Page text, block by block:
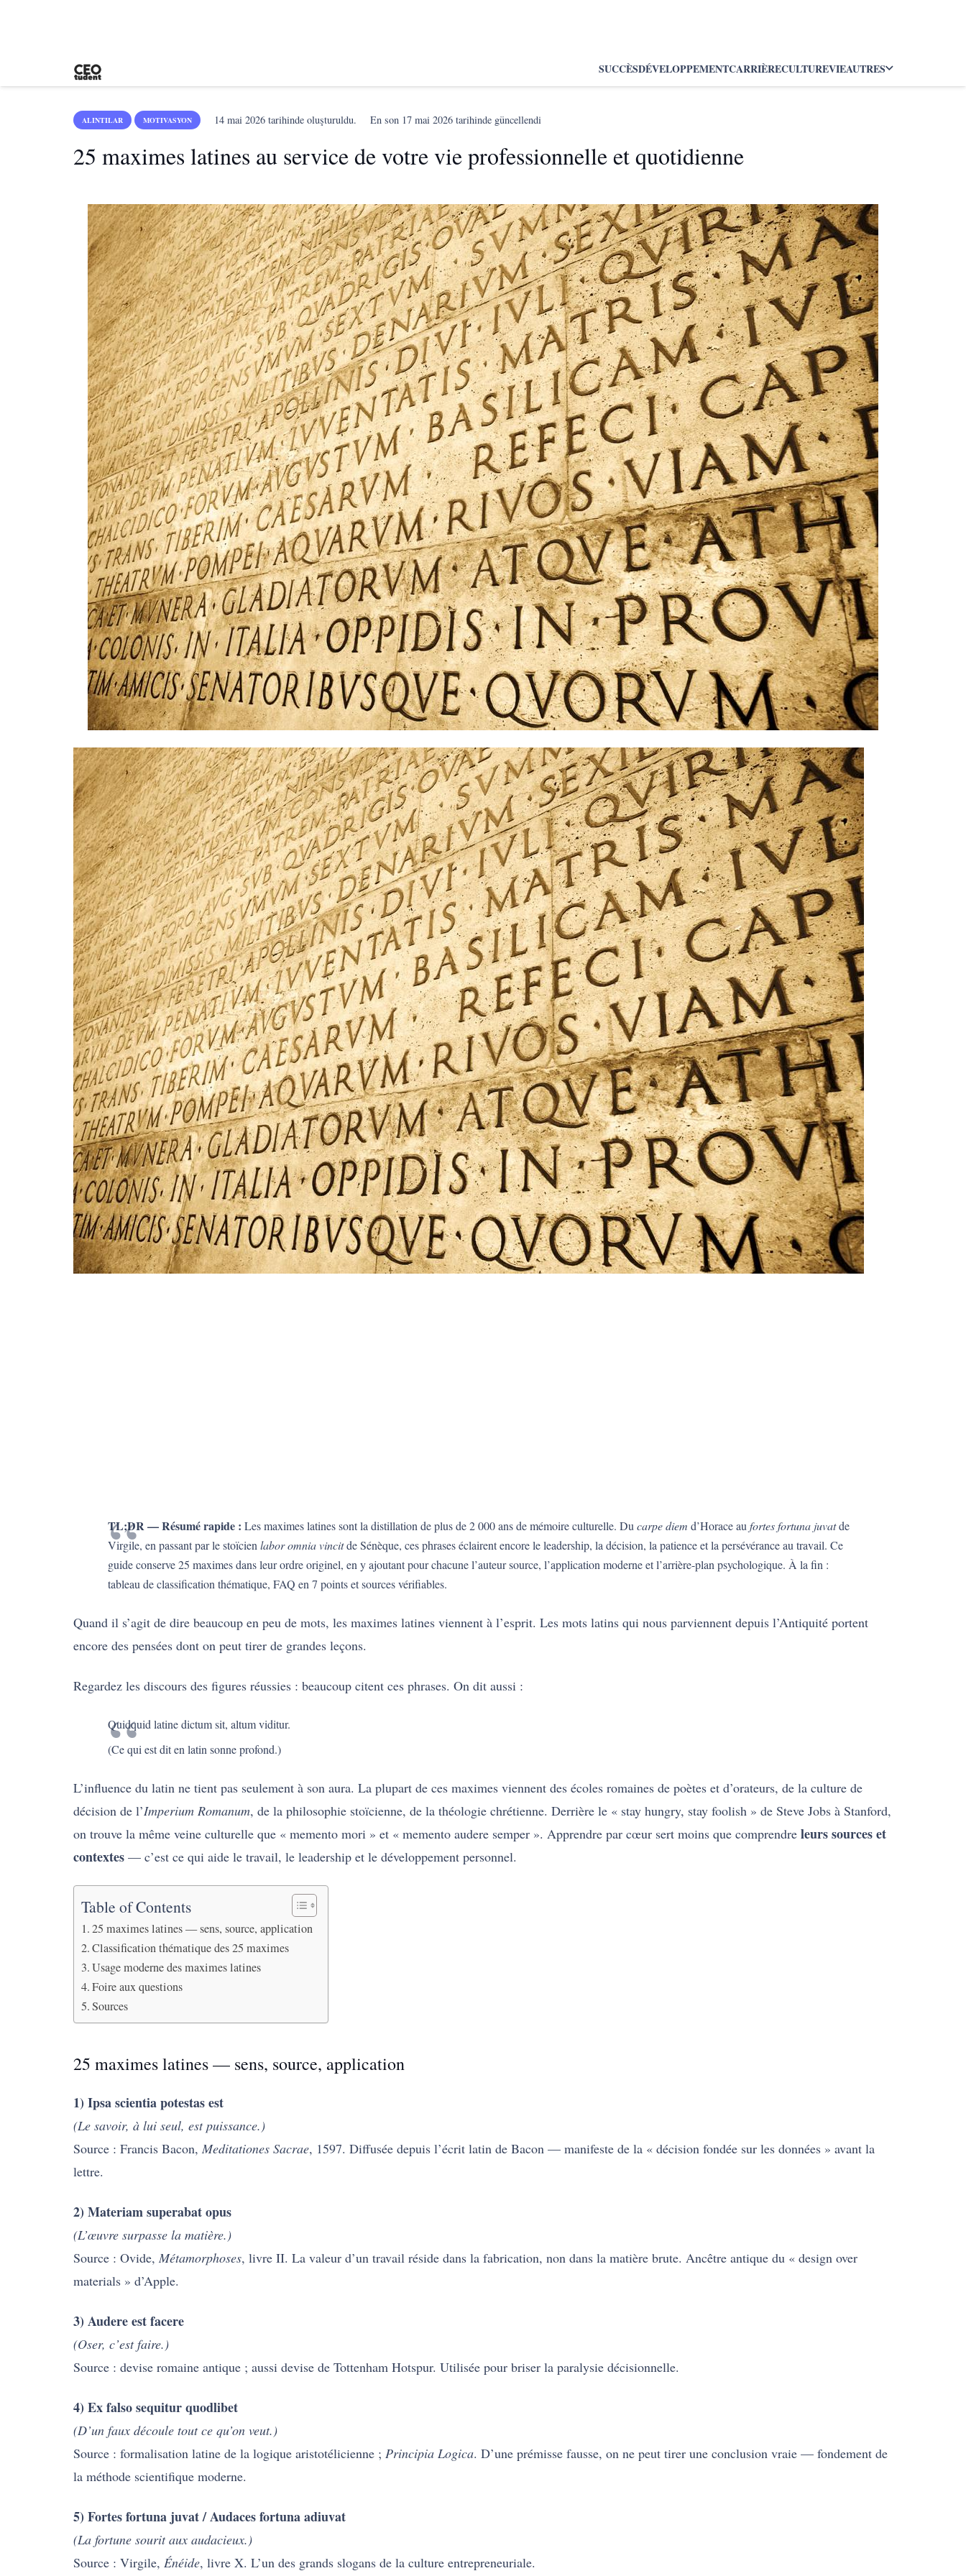
SUCCÈSDÉVELOPPEMENTCARRIÈRECULTUREVIEAUTRES
ALINTILAR MOTIVASYON 14 mai 2026 tarihinde oluşturuldu. En son 17 mai 2026 tarihinde güncellendi
25 maximes latines au service de votre vie professionnelle et quotidienne
TL;DR — Résumé rapide : Les maximes latines sont la distillation de plus de 2 000 ans de mémoire culturelle. Du carpe diem d’Horace au fortes fortuna juvatde
Virgile, en passant par le stoïcien labor omnia vincitde Sénèque, ces phrases éclairent encore le leadership, la décision, la patience et la persévérance au travail. Ce
guide conserve 25 maximes dans leur ordre originel, en y ajoutant pour chacune l’auteur source, l’application moderne et l’arrière-plan psychologique. À la fin :
tableau de classification thématique, FAQ en 7 points et sources vérifiables.
Quand il s’agit de dire beaucoup en peu de mots, les maximes latines viennent à l’esprit. Les mots latins qui nous parviennent depuis l’Antiquité portent
encore des pensées dont on peut tirer de grandes leçons.
Regardez les discours des figures réussies : beaucoup citent ces phrases. On dit aussi :
Quidquid latine dictum sit, altum viditur.
(Ce qui est dit en latin sonne profond.)
L’influence du latin ne tient pas seulement à son aura. La plupart de ces maximes viennent des écoles romaines de poètes et d’orateurs, de la culture de
décision de l’Imperium Romanum, de la philosophie stoïcienne, de la théologie chrétienne. Derrière le « stay hungry, stay foolish » de Steve Jobs à Stanford,
on trouve la même veine culturelle que « memento mori » et « memento audere semper ». Apprendre par cœur sert moins que comprendre leurs sources et
contextes — c’est ce qui aide le travail, le leadership et le développement personnel.
Table of Contents
25 maximes latines — sens, source, application
Classification thématique des 25 maximes
Usage moderne des maximes latines
Foire aux questions
Sources
25 maximes latines — sens, source, application
1) Ipsa scientia potestas est
(Le savoir, à lui seul, est puissance.)
Source : Francis Bacon, Meditationes Sacrae, 1597. Diffusée depuis l’écrit latin de Bacon — manifeste de la « décision fondée sur les données » avant la
lettre.
2) Materiam superabat opus
(L’œuvre surpasse la matière.)
Source : Ovide, Métamorphoses, livre II. La valeur d’un travail réside dans la fabrication, non dans la matière brute. Ancêtre antique du « design over
materials » d’Apple.
3) Audere est facere
(Oser, c’est faire.)
Source : devise romaine antique ; aussi devise de Tottenham Hotspur. Utilisée pour briser la paralysie décisionnelle.
4) Ex falso sequitur quodlibet
(D’un faux découle tout ce qu’on veut.)
Source : formalisation latine de la logique aristotélicienne ; Principia Logica. D’une prémisse fausse, on ne peut tirer une conclusion vraie — fondement de
la méthode scientifique moderne.
5) Fortes fortuna juvat / Audaces fortuna adiuvat
(La fortune sourit aux audacieux.)
Source : Virgile, Énéide, livre X. L’un des grands slogans de la culture entrepreneuriale.